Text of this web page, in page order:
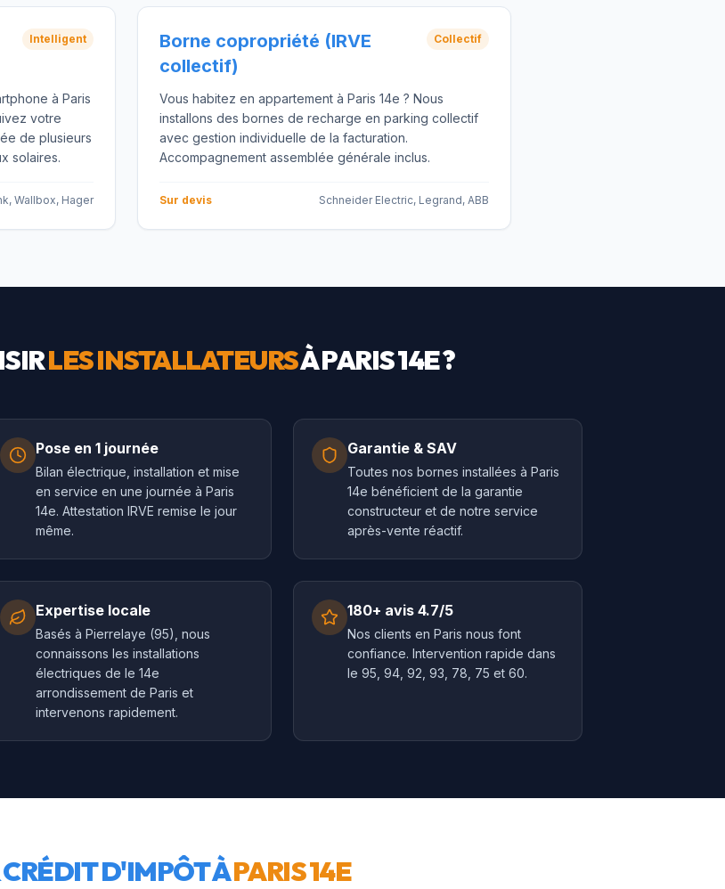
Intelligent
à Paris
votre
de plusieurs
solaires.
Wallbox, Hager
Borne copropriété (IRVE
collectif)
Collectif
Vous habitez en appartement à Paris 14e ? Nous
installons des bornes de recharge en parking collectif
avec gestion individuelle de la facturation.
Accompagnement assemblée générale inclus.
Sur devis Schneider Electric, Legrand, ABB
LES INSTALLATEURSÀPARIS 14E?
Pose en 1 journée
Bilan électrique, installation et mise
en service en une journée à Paris
14e. Attestation IRVE remise le jour
même.
Garantie & SAV
Toutes nos bornes installées à Paris
14e bénéficient de la garantie
constructeur et de notre service
après-vente réactif.
Expertise locale
Basés à Pierrelaye (95), nous
connaissons les installations
électriques de le 14e
arrondissement de Paris et
intervenons rapidement.
180+ avis 4.7/5
Nos clients en Paris nous font
confiance. Intervention rapide dans
le 95, 94, 92, 93, 78, 75 et 60.
D'IMPÔT ÀPARIS 14E